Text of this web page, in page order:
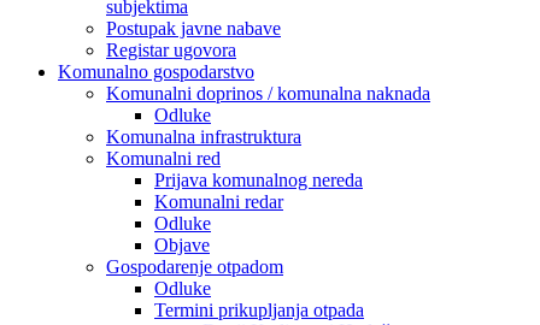
subjektima
Postupak javne nabave
Registar ugovora
Komunalno gospodarstvo
Komunalni doprinos / komunalna naknada
Odluke
Komunalna infrastruktura
Komunalni red
Prijava komunalnog nereda
Komunalni redar
Odluke
Objave
Gospodarenje otpadom
Odluke
Termini prikupljanja otpada